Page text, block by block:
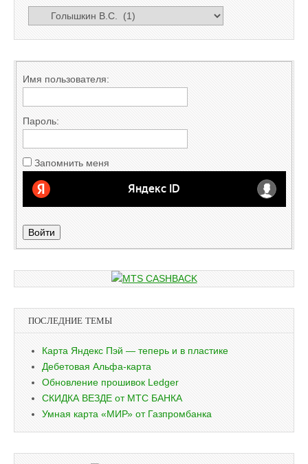
РУБРИКАТОР
Имя пользователя:
Пароль:
Запомнить меня
Войти
ПОСЛЕДНИЕ ТЕМЫ
Карта Яндекс Пэй — теперь и в пластике
Дебетовая Альфа-карта
Обновление прошивок Ledger
СКИДКА ВЕЗДЕ от МТС БАНКА
Умная карта «МИР» от Газпромбанка